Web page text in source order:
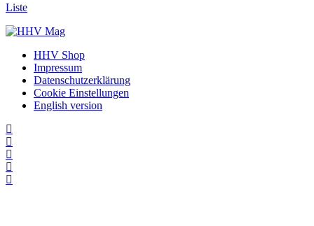
Liste
HHV Shop
Impressum
Datenschutzerklärung
Cookie Einstellungen
English version